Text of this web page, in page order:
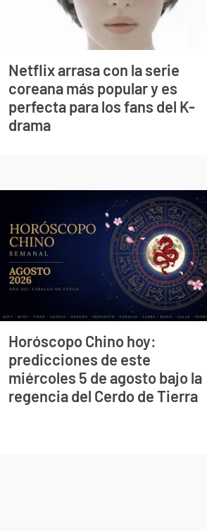
Netflix arrasa con la serie
coreana más popular y es
perfecta para los fans del K-
drama
Horóscopo Chino hoy:
predicciones de este
miércoles 5 de agosto bajo la
regencia del Cerdo de Tierra